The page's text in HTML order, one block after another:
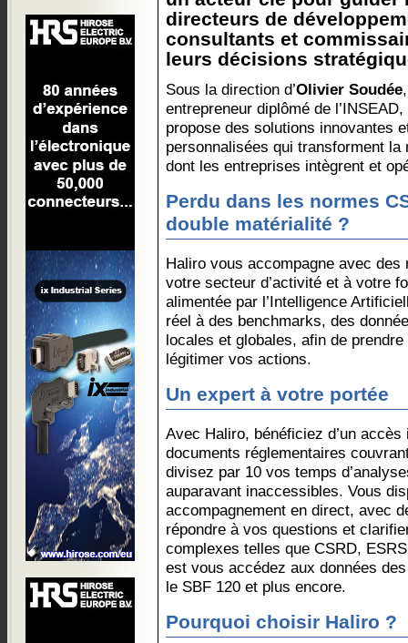
directeurs de
consultants et
leurs décisions
Sous la direction d’Olivier Soudée
entrepreneur diplômé de
propose des solutions innovantes
personnalisées qui transforment la
dont les entreprises intègrent et
Perdu dans les normes
double matérialité ?
Haliro vous accompagne avec
votre secteur d’activité et à votre
alimentée par l’Intelligence
réel à des benchmarks, des
locales et globales, afin de
légitimer vos actions.
Un expert à votre portée
Avec Haliro, bénéficiez d’un
documents réglementaires
divisez par 10 vos temps
auparavant inaccessibles. Vous
accompagnement en direct, avec
répondre à vos questions et
complexes telles que CSRD,
est vous accédez aux données
le SBF 120 et plus encore.
Pourquoi choisir Haliro ?